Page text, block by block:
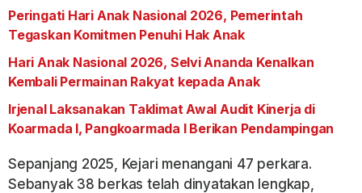
Peringati Hari Anak Nasional 2026, Pemerintah
Tegaskan Komitmen Penuhi Hak Anak
Hari Anak Nasional 2026, Selvi Ananda Kenalkan
Kembali Permainan Rakyat kepada Anak
Irjenal Laksanakan Taklimat Awal Audit Kinerja di
Koarmada I, Pangkoarmada I Berikan Pendampingan
Sepanjang 2025, Kejari menangani 47 perkara.
Sebanyak 38 berkas telah dinyatakan lengkap,